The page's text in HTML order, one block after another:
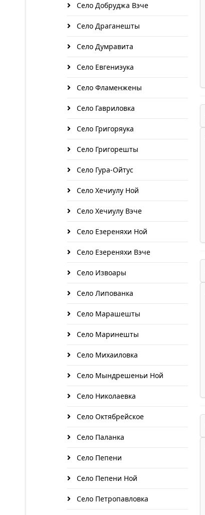
Село Добруджа Вэче
Село Драганешты
Село Думравита
Село Евгениэука
Село Фламенжены
Село Гавриловка
Село Григоряука
Село Григорешты
Село Гура-Ойтус
Село Хечиулу Ной
Село Хечиулу Вэче
Село Езереняхи Ной
Село Езереняхи Вэче
Село Извоары
Село Липованка
Село Марашешты
Село Маринешты
Село Михаиловка
Село Мындрешеньи Ной
Село Николаевка
Село Октябрейское
Село Паланка
Село Пепени
Село Пепени Ной
Село Петропавловка